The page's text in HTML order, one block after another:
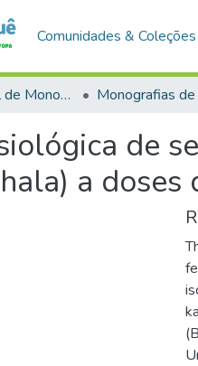
Comunidades & Coleções
Biblioteca Digital de Monografias (BDM) Monografias de
de
a